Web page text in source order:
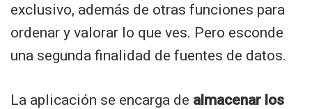
exclusivo, además de otras funciones para
ordenar y valorar lo que ves. Pero esconde
una segunda finalidad de fuentes de datos.
La aplicación se encarga de almacenar los